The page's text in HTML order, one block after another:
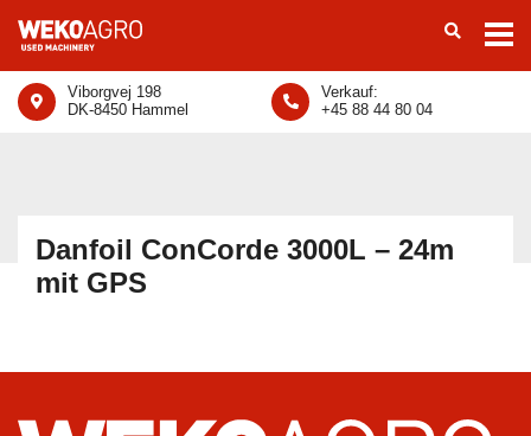
Viborgvej 198
DK-8450 Hammel
Verkauf:
+45 88 44 80 04
Danfoil ConCorde 3000L – 24m
mit GPS